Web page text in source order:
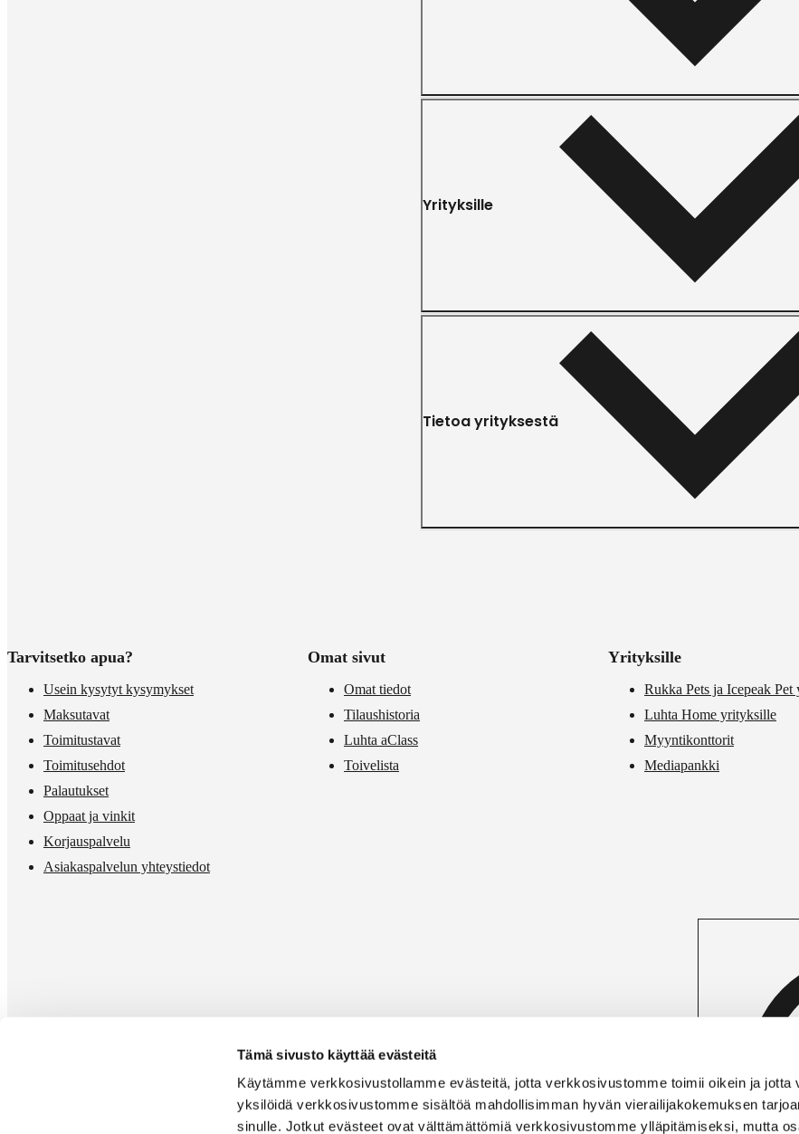
Tämä sivusto käyttää evästeitä
Käytämme verkkosivustollamme evästeitä, jotta verkkosivustomme toimii oikein ja jotta
yksilöidä verkkosivustomme sisältöä mahdollisimman hyvän vierailijakokemuksen
sinulle. Jotkut evästeet ovat välttämättömiä verkkosivustomme ylläpitämiseksi, mutta
Yrityksille
Tietoa yrityksestä
Tarvitsetko apua?
Usein kysytyt kysymykset
Maksutavat
Toimitustavat
Toimitusehdot
Palautukset
Oppaat ja vinkit
Korjauspalvelu
Asiakaspalvelun yhteystiedot
Omat sivut
Omat tiedot
Tilaushistoria
Luhta aClass
Toivelista
Yrityksille
Rukka Pets ja Icepeak
Luhta Home yrityksille
Myyntikonttorit
Mediapankki